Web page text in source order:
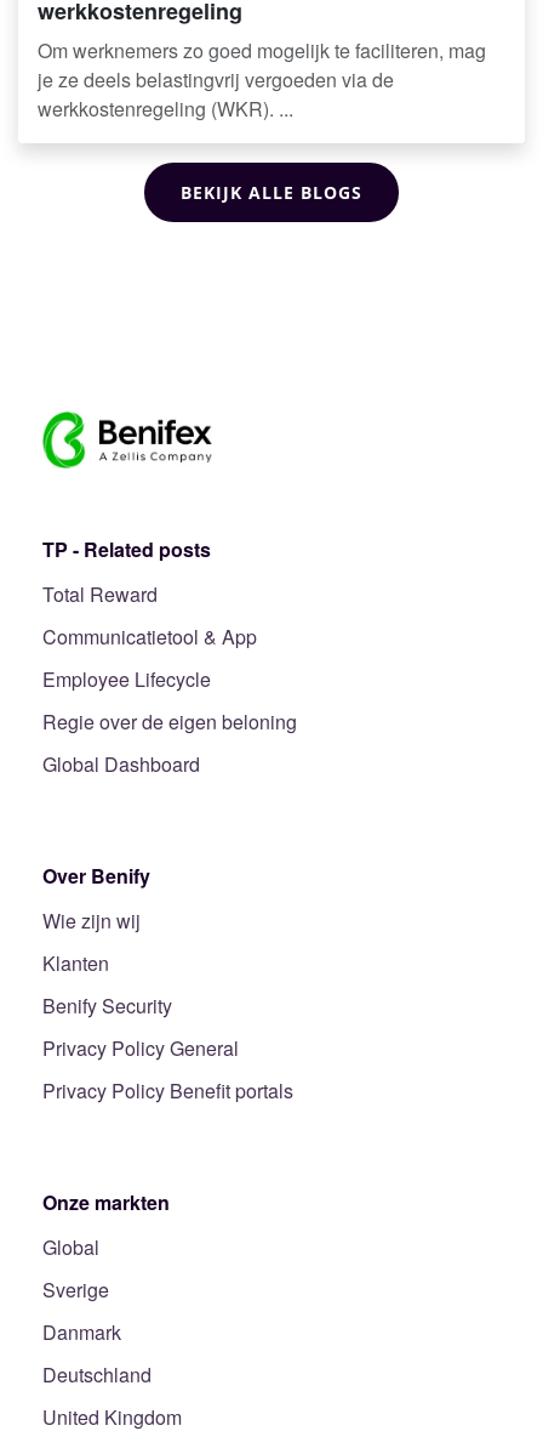
werkkostenregeling
Om werknemers zo goed mogelijk te faciliteren, mag
je ze deels belastingvrij vergoeden via de
werkkostenregeling (WKR). ...
BEKIJK ALLE BLOGS
TP - Related posts
Total Reward
Communicatietool & App
Employee Lifecycle
Regie over de eigen beloning
Global Dashboard
Over Benify
Wie zijn wij
Klanten
Benify Security
Privacy Policy General
Privacy Policy Benefit portals
Onze markten
Global
Sverige
Danmark
Deutschland
United Kingdom